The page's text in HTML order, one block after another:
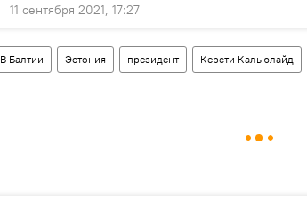
11 сентября 2021, 17:27
В Балтии Эстония президент Керсти Кальюлайд